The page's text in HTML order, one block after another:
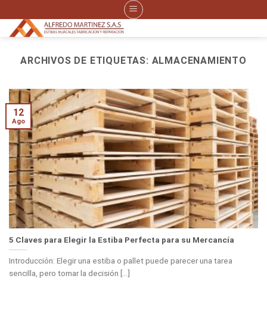
to
content
ARCHIVOS DE ETIQUETAS: ALMACENAMIENTO
5 Claves para Elegir la Estiba Perfecta para su Mercancía
Introducción: Elegir una estiba o pallet puede parecer una tarea
sencilla, pero tomar la decisión [...]
12
Ago